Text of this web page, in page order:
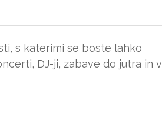
s katerimi se boste lahko
DJ-ji, zabave do jutra in v